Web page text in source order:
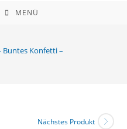
MENÜ
Buntes Konfetti –
Nächstes Produkt